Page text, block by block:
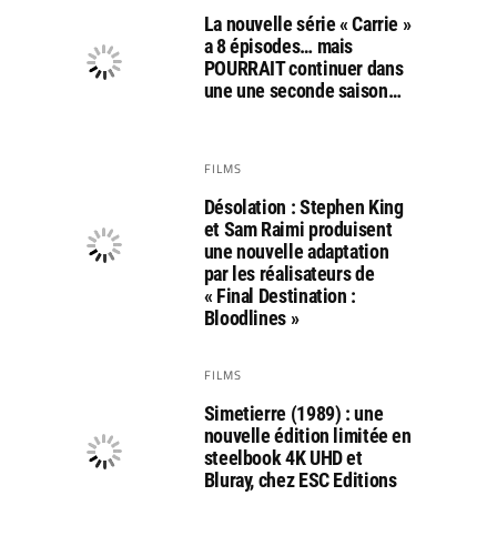
La nouvelle série « Carrie »
a 8 épisodes… mais
POURRAIT continuer dans
une une seconde saison…
FILMS
Désolation : Stephen King
et Sam Raimi produisent
une nouvelle adaptation
par les réalisateurs de
« Final Destination :
Bloodlines »
FILMS
Simetierre (1989) : une
nouvelle édition limitée en
steelbook 4K UHD et
Bluray, chez ESC Editions